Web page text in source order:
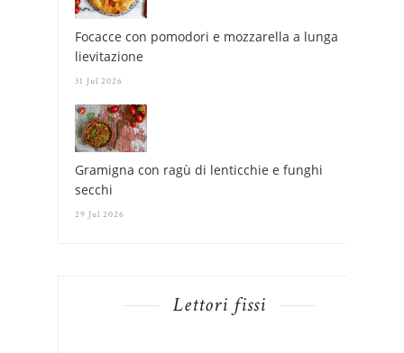
Focacce con pomodori e mozzarella a lunga
lievitazione
31 Jul 2026
Gramigna con ragù di lenticchie e funghi
secchi
29 Jul 2026
Lettori fissi